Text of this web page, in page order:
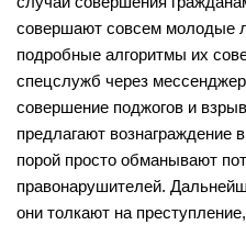
Сельская
Бурмистровская
Быстровская
Верх-Коенская
Горевская сельская
Гусельниковская
Нормативно — правовые
Результаты независимой
Предложения об
Оnline опрос
Видео
совершают совсем молодые
подробные алгоритмы их
спецслужб через
совершение поджогов и
предлагают вознаграждение
порой просто обманывают
правонарушителей.
они толкают на